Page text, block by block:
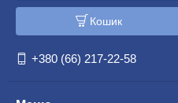
Кошик
+380 (66) 217-22-58